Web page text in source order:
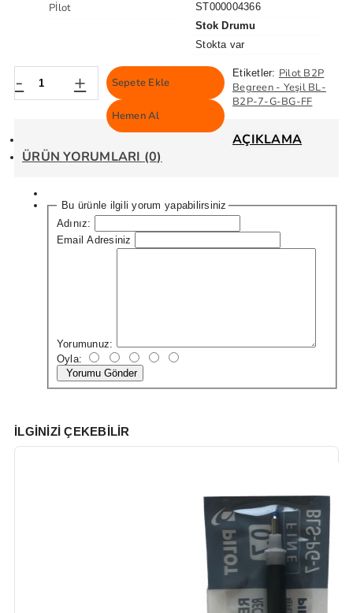
Pİlot
ST000004366
Stok Drumu
Stokta var
- + Sepete Ekle
Hemen Al
Etiketler: Pilot B2P
Begreen - Yeşil BL-
B2P-7-G-BG-FF
AÇIKLAMA
ÜRÜN YORUMLARI (0)
Bu ürünle ilgili yorum yapabilirsiniz
Adınız:
Email Adresiniz
Yorumunuz:
Oyla:
Yorumu Gönder
İLGINIZI ÇEKEBILIR